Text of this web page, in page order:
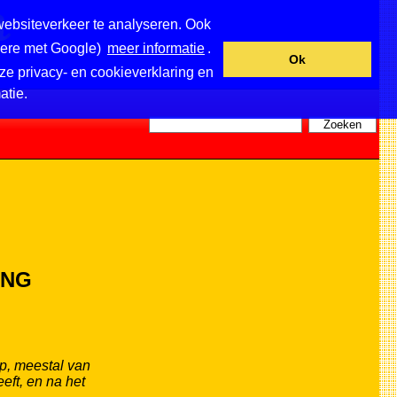
te analyseren. Ook
met Google) meer informatie .
privacy- en cookieverklaring en
Ok
meestal van
en na het